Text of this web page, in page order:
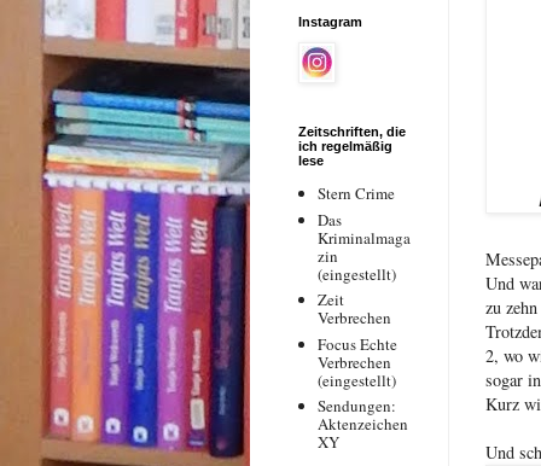
Und
zu
2, wo
sogar
Kurz
Und
Instagram
Zeitschriften, die
ich regelmäßig
lese
Stern Crime
Das
Kriminalmaga
zin
(eingestellt)
Zeit
Verbrechen
Focus Echte
Verbrechen
(eingestellt)
Sendungen:
Aktenzeichen
XY